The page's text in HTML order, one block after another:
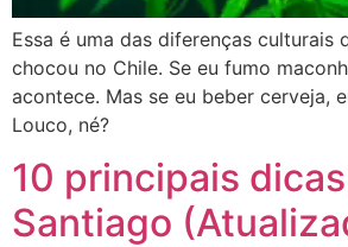
Essa é uma das diferenças culturais
chocou no Chile. Se eu fumo
acontece. Mas se eu beber cerveja,
Louco, né?
10 principais
Santiago